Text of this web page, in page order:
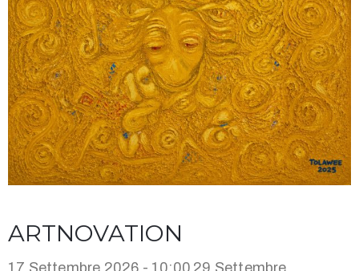
ARTNOVATION